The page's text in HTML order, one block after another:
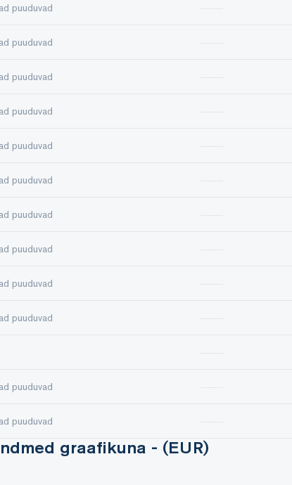
puuduvad
puuduvad
puuduvad
puuduvad
puuduvad
puuduvad
puuduvad
puuduvad
puuduvad
puuduvad
puuduvad
puuduvad
graafikuna - (EUR)